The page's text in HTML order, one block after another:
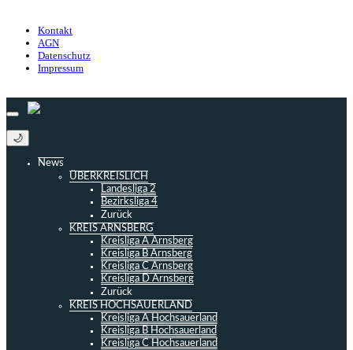
Kontakt
AGN
Datenschutz
Impressum
🌙
News
ÜBERKREISLICH
Landesliga 2
Bezirksliga 4
Zurück
KREIS ARNSBERG
Kreisliga A Arnsberg
Kreisliga B Arnsberg
Kreisliga C Arnsberg
Kreisliga D Arnsberg
Zurück
KREIS HOCHSAUERLAND
Kreisliga A Hochsauerland
Kreisliga B Hochsauerland
Kreisliga C Hochsauerland